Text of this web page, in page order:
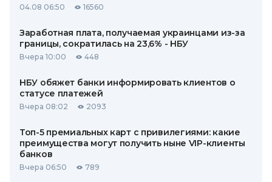
04.08 06:50 16560
Заработная плата, получаемая украинцами из-за
границы, сократилась на 23,6% - НБУ
Вчера 10:00 448
НБУ обяжет банки информировать клиентов о
статусе платежей
Вчера 08:02 2093
Топ-5 премиальных карт с привилегиями: какие
преимущества могут получить ныне VIP-клиенты
банков
Вчера 06:50 789